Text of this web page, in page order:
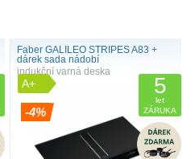
Faber GALILEO STRIPES A83 +
dárek sada nádobí
indukční varná deska
A+
-4%
5
let
ZÁRUKA